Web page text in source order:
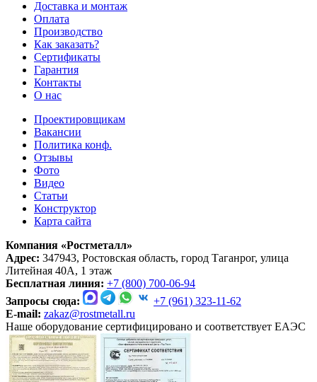
Доставка и монтаж
Оплата
Производство
Как заказать?
Сертификаты
Гарантия
Контакты
О нас
Проектировщикам
Вакансии
Политика конф.
Отзывы
Фото
Видео
Статьи
Конструктор
Карта сайта
Компания «Ростметалл»
Адрес: 347943, Ростовская область, город Таганрог, улица
Литейная 40А, 1 этаж
Бесплатная линия: +7 (800) 700-06-94
Запросы сюда:
+7 (961) 323-11-62
E-mail: zakaz@rostmetall.ru
Наше оборудование сертифицировано и соответствует ЕАЭС